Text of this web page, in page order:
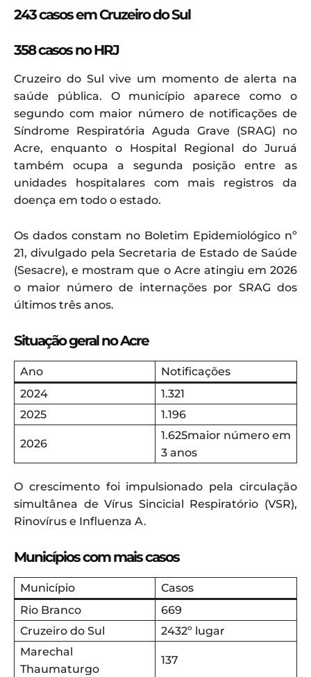
243 casos em Cruzeiro do Sul
358 casos no HRJ
Cruzeiro do Sul vive um momento de alerta na
saúde pública. O município aparece como o
segundo com maior número de notificações de
Síndrome Respiratória Aguda Grave (SRAG) no
Acre, enquanto o Hospital Regional do Juruá
também ocupa a segunda posição entre as
unidades hospitalares com mais registros da
doença em todo o estado.
Os dados constam no Boletim Epidemiológico nº
21, divulgado pela Secretaria de Estado de Saúde
(Sesacre), e mostram que o Acre atingiu em 2026
o maior número de internações por SRAG dos
últimos três anos.
Situação geral no Acre
Ano
Notificações
2024
1.321
2025
1.196
2026
1.625maior número em
3 anos
O crescimento foi impulsionado pela circulação
simultânea de Vírus Sincicial Respiratório (VSR),
Rinovírus e Influenza A.
Municípios com mais casos
Município
Casos
Rio Branco
669
Cruzeiro do Sul
2432º lugar
Marechal
Thaumaturgo
137